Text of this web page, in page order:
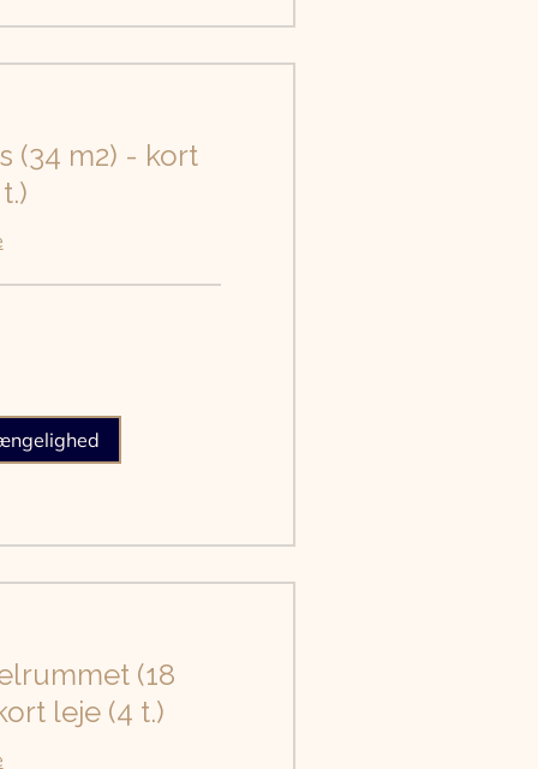
(34 m2) - kort
(18
leje (4 t.)